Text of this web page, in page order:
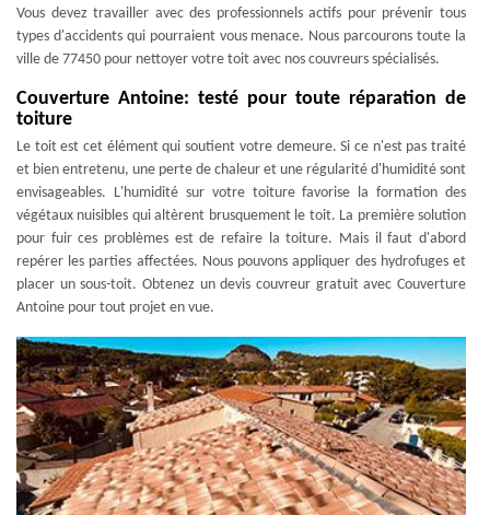
Vous devez travailler avec des professionnels actifs pour prévenir tous
types d'accidents qui pourraient vous menace. Nous parcourons toute la
ville de 77450 pour nettoyer votre toit avec nos couvreurs spécialisés.
Couverture Antoine: testé pour toute réparation de
toiture
Le toit est cet élément qui soutient votre demeure. Si ce n'est pas traité
et bien entretenu, une perte de chaleur et une régularité d'humidité sont
envisageables. L'humidité sur votre toiture favorise la formation des
végétaux nuisibles qui altèrent brusquement le toit. La première solution
pour fuir ces problèmes est de refaire la toiture. Mais il faut d'abord
repérer les parties affectées. Nous pouvons appliquer des hydrofuges et
placer un sous-toit. Obtenez un devis couvreur gratuit avec Couverture
Antoine pour tout projet en vue.